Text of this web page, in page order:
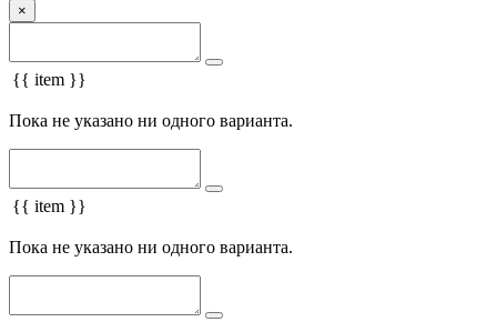
×
{{ item }}
Пока не указано ни одного варианта.
{{ item }}
Пока не указано ни одного варианта.